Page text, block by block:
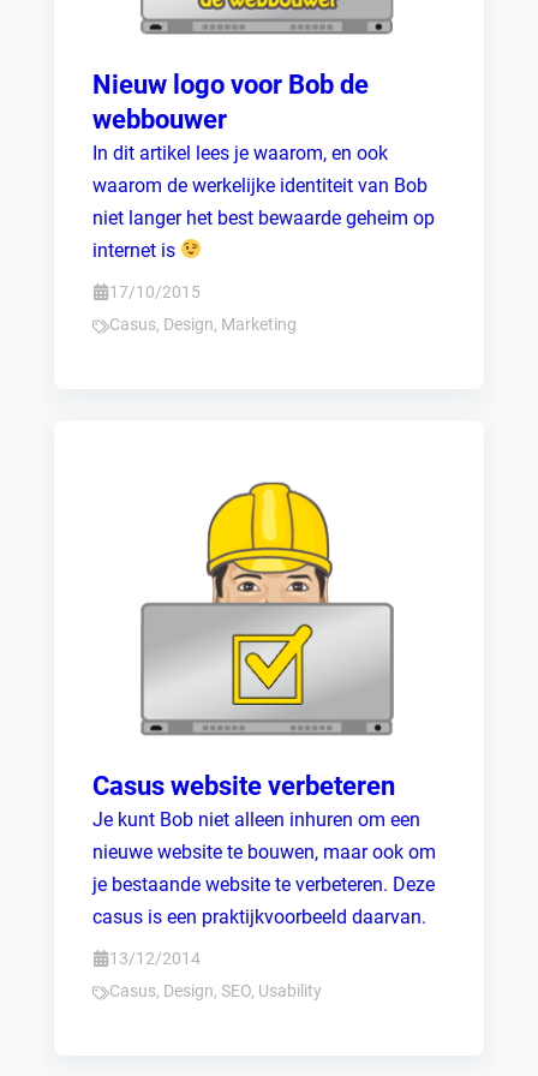
Nieuw logo voor Bob de
webbouwer
In dit artikel lees je waarom, en ook
waarom de werkelijke identiteit van Bob
niet langer het best bewaarde geheim op
internet is
17/10/2015
Casus, Design, Marketing
Casus website verbeteren
Je kunt Bob niet alleen inhuren om een
nieuwe website te bouwen, maar ook om
je bestaande website te verbeteren. Deze
casus is een praktijkvoorbeeld daarvan.
13/12/2014
Casus, Design,SEO, Usability